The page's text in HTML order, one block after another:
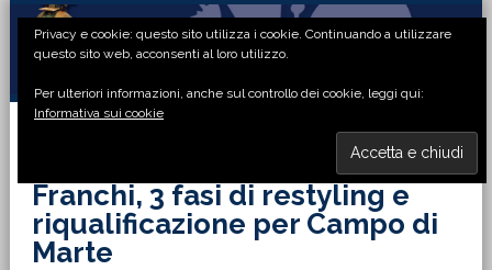
Passa
primaria
Passa
principale
Passa
laterale
Passa
di
Franchi, 3 fasi di restyling e
riqualificazione per Campo di
Marte
Privacy e cookie: questo sito utilizza i cookie. Continuando a utilizzare
questo sito web, acconsenti al loro utilizzo.
Per ulteriori informazioni, anche sul controllo dei cookie, leggi qui:
Informativa sui cookie